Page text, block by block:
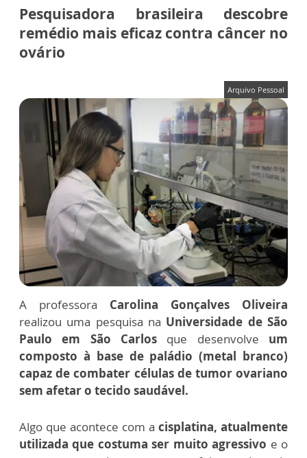
Pesquisadora brasileira descobre
remédio mais eficaz contra câncer no
ovário
Arquivo Pessoal
A professora Carolina Gonçalves Oliveira
realizou uma pesquisa na Universidade de São
Paulo em São Carlos que desenvolve um
composto à base de paládio (metal branco)
capaz de combater células de tumor ovariano
sem afetar o tecido saudável.
Algo que acontece com a cisplatina, atualmente
utilizada que costuma ser muito agressivo e o